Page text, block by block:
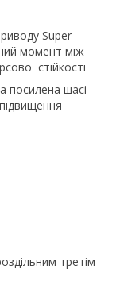
Super
момент між
стійкості
посилена шасі-
третім